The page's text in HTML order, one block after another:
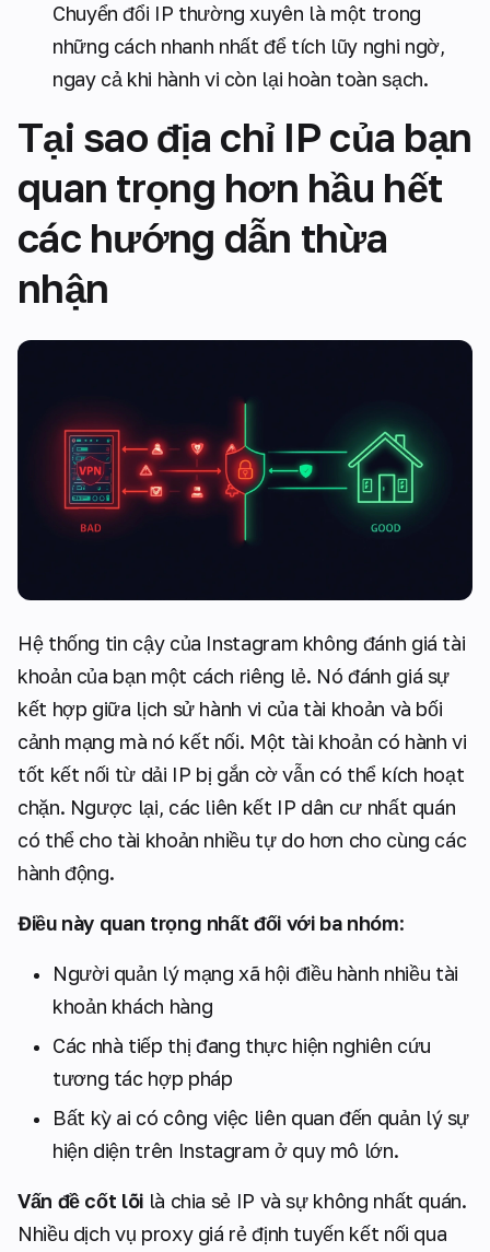
Chuyển đổi IP thường xuyên là một trong
những cách nhanh nhất để tích lũy nghi ngờ,
ngay cả khi hành vi còn lại hoàn toàn sạch.
Tại sao địa chỉ IP của bạn
quan trọng hơn hầu hết
các hướng dẫn thừa
nhận
Hệ thống tin cậy của Instagram không đánh giá tài
khoản của bạn một cách riêng lẻ. Nó đánh giá sự
kết hợp giữa lịch sử hành vi của tài khoản và bối
cảnh mạng mà nó kết nối. Một tài khoản có hành vi
tốt kết nối từ dải IP bị gắn cờ vẫn có thể kích hoạt
chặn. Ngược lại, các liên kết IP dân cư nhất quán
có thể cho tài khoản nhiều tự do hơn cho cùng các
hành động.
Điều này quan trọng nhất đối với ba nhóm:
Người quản lý mạng xã hội điều hành nhiều tài
khoản khách hàng
Các nhà tiếp thị đang thực hiện nghiên cứu
tương tác hợp pháp
Bất kỳ ai có công việc liên quan đến quản lý sự
hiện diện trên Instagram ở quy mô lớn.
Vấn đề cốt lõilà chia sẻ IP và sự không nhất quán.
Nhiều dịch vụ proxy giá rẻ định tuyến kết nối qua